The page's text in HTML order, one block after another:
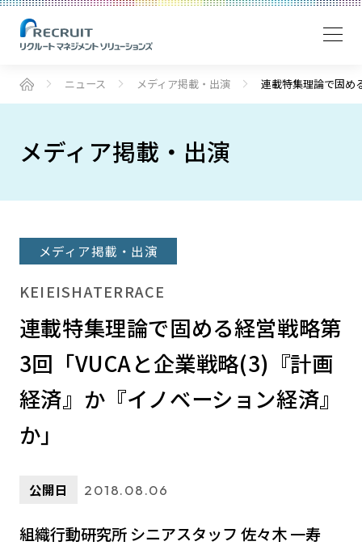
ニュース メディア掲載・出演 連載特集理論で固め
メディア掲載・出演
メディア掲載・出演
KEIEISHATERRACE
連載特集理論で固める経営戦略第
3回「VUCAと企業戦略(3)『計画
経済』か『イノベーション経済』
か」
公開日 2018.08.06
組織行動研究所 シニアスタッフ 佐々木 一寿